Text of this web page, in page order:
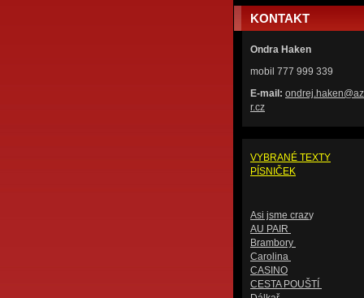
KONTAKT
Ondra Haken
mobil 777 999 339
E-mail: ondrej.h
r.cz
VYBRANÉ TEXTY
PÍSNIČEK
Asi jsme crazy
AU PAIR
Brambory
Carolina
CASINO
CESTA POUŠTÍ